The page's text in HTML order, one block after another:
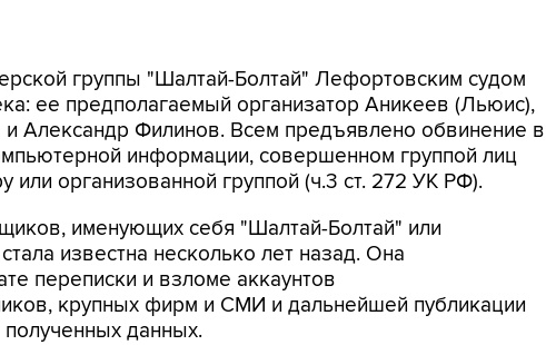
группы "Шалтай-Болтай" Лефортовским судом
ее предполагаемый организатор Аникеев (Льюис),
и Александр Филинов. Всем предъявлено обвинение в
информации, совершенном группой лиц
или организованной группой (ч.3 ст. 272 УК РФ).
именующих себя "Шалтай-Болтай" или
известна несколько лет назад. Она
переписки и взломе аккаунтов
крупных фирм и СМИ и дальнейшей публикации
данных.